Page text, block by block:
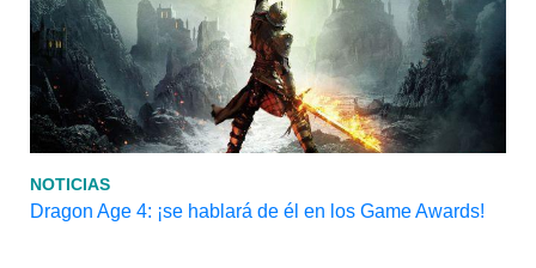
NOTICIAS
Dragon Age 4: ¡se hablará de él en los Game Awards!